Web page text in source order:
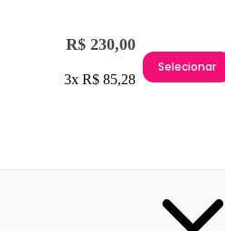
R$ 230,00
3x R$ 85,28
Selecionar